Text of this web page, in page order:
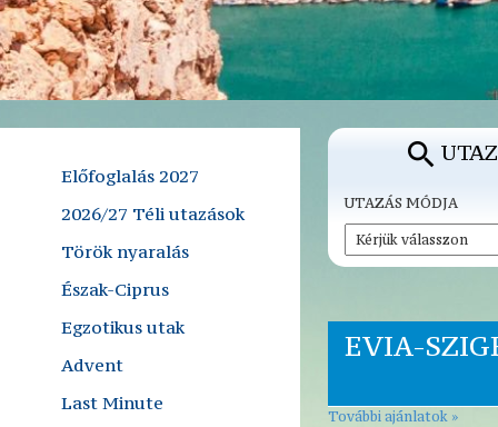
Előfoglalás 2027
2026/27 Téli utazások
Török nyaralás
Észak-Ciprus
Egzotikus utak
Advent
Last Minute
UTAZÁS MÓDJA
EVIA-
További ajánlatok »